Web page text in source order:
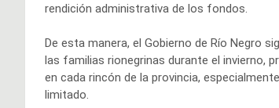
rendición administrativa de los fondos.
De esta manera, el Gobierno de Río Negro
las familias rionegrinas durante el invierno,
en cada rincón de la provincia,
limitado.